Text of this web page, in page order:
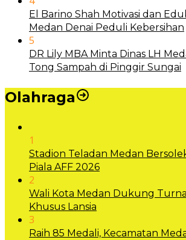
El Barino Shah Motivasi dan
Medan Denai Peduli Kebersihan
5
DR Lily MBA Minta Dinas LH
Tong Sampah di Pinggir Sungai
Olahraga
1
Stadion Teladan Medan
Piala AFF 2026
2
Wali Kota Medan Dukung
Khusus Lansia
3
Raih 85 Medali, Kecamatan